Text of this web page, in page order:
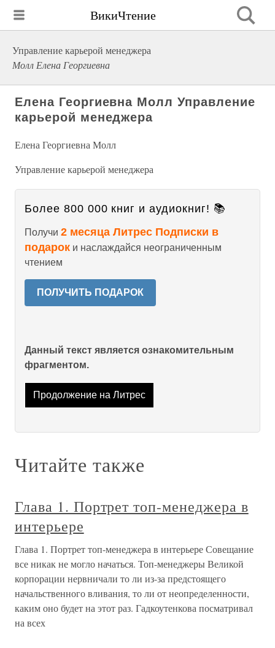
ВикиЧтение
Управление карьерой менеджера
Молл Елена Георгиевна
Елена Георгиевна Молл Управление
карьерой менеджера
Елена Георгиевна Молл
Управление карьерой менеджера
Более 800 000 книг и аудиокниг! 📚
Получи 2 месяца Литрес Подписки в
подарок и наслаждайся неограниченным
чтением
ПОЛУЧИТЬ ПОДАРОК
Данный текст является ознакомительным
фрагментом.
Продолжение на Литрес
Читайте также
Глава 1. Портрет топ-менеджера в
интерьере
Глава 1. Портрет топ-менеджера в интерьере Совещание
все никак не могло начаться. Топ-менеджеры Великой
корпорации нервничали то ли из-за предстоящего
начальственного вливания, то ли от неопределенности,
каким оно будет на этот раз. Гадкоутенкова посматривал
на всех